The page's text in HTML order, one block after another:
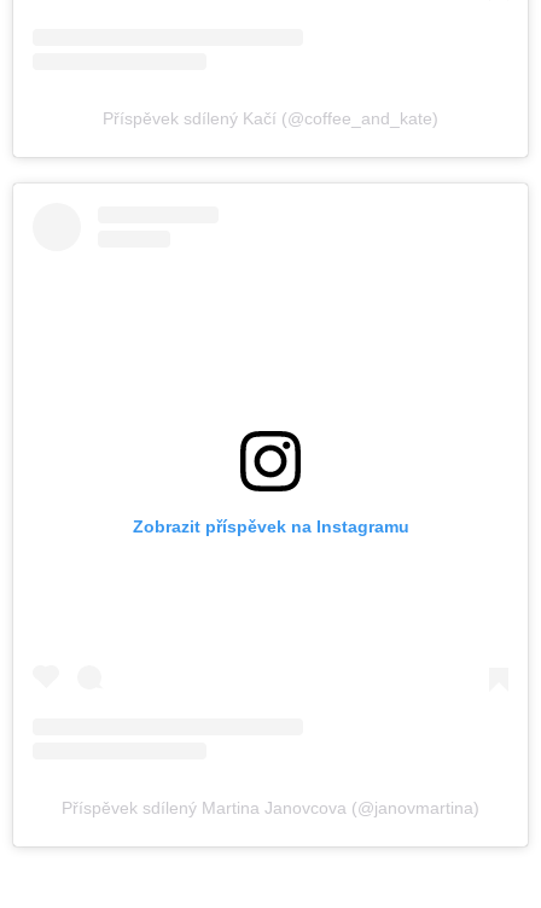
Příspěvek sdílený Kačí (@coffee_and_kate)
Zobrazit příspěvek na Instagramu
Příspěvek sdílený Martina Janovcova (@janovmartina)